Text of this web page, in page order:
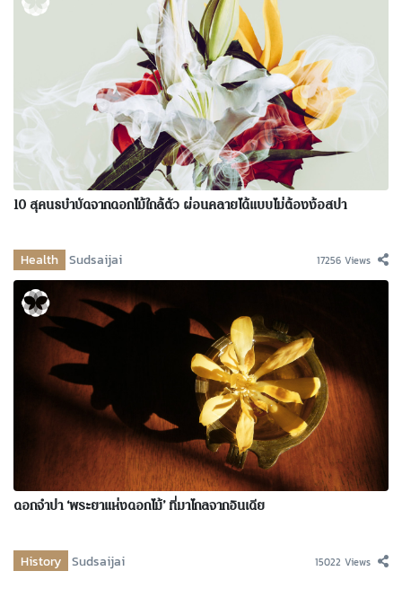
10 สุคนธบำบัดจากดอกไม้ใกล้ตัว ผ่อนคลายได้แบบไม่ต้องง้อสปา
Health Sudsaijai 17256 Views
ดอกจำปา ‘พระยาแห่งดอกไม้’ ที่มาไกลจากอินเดีย
History Sudsaijai 15022 Views